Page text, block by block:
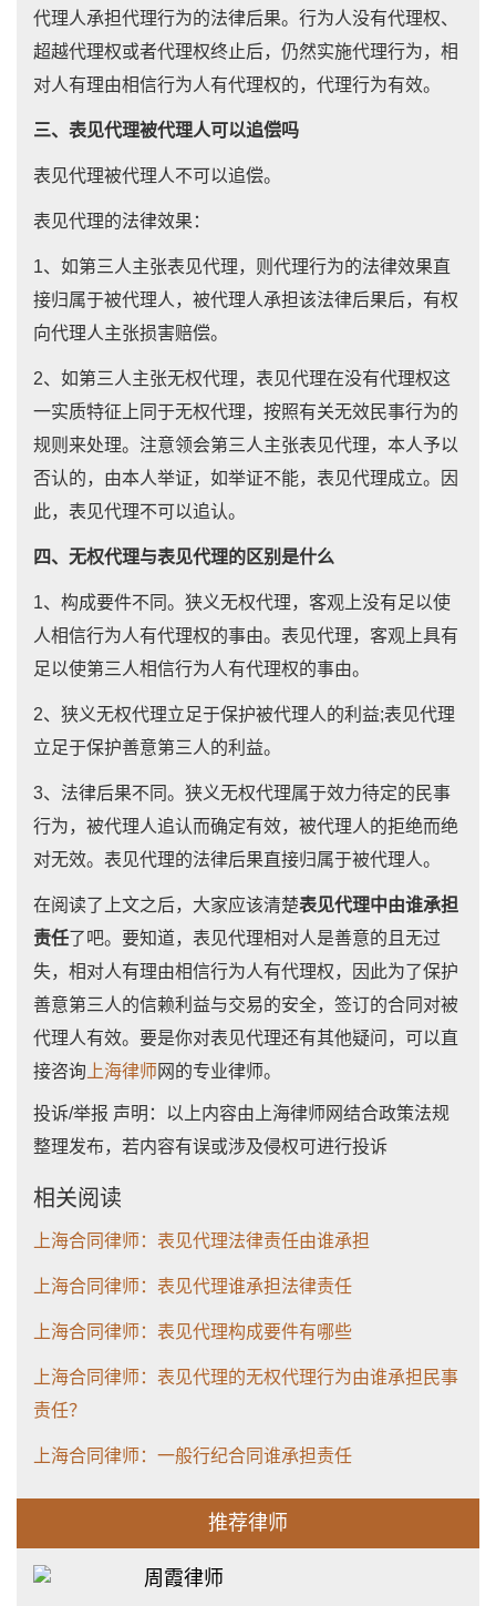
代理人承担代理行为的法律后果。行为人没有代理权、
超越代理权或者代理权终止后，仍然实施代理行为，相
对人有理由相信行为人有代理权的，代理行为有效。
三、表见代理被代理人可以追偿吗
表见代理被代理人不可以追偿。
表见代理的法律效果：
1、如第三人主张表见代理，则代理行为的法律效果直
接归属于被代理人，被代理人承担该法律后果后，有权
向代理人主张损害赔偿。
2、如第三人主张无权代理，表见代理在没有代理权这
一实质特征上同于无权代理，按照有关无效民事行为的
规则来处理。注意领会第三人主张表见代理，本人予以
否认的，由本人举证，如举证不能，表见代理成立。因
此，表见代理不可以追认。
四、无权代理与表见代理的区别是什么
1、构成要件不同。狭义无权代理，客观上没有足以使
人相信行为人有代理权的事由。表见代理，客观上具有
足以使第三人相信行为人有代理权的事由。
2、狭义无权代理立足于保护被代理人的利益;表见代理
立足于保护善意第三人的利益。
3、法律后果不同。狭义无权代理属于效力待定的民事
行为，被代理人追认而确定有效，被代理人的拒绝而绝
对无效。表见代理的法律后果直接归属于被代理人。
在阅读了上文之后，大家应该清楚表见代理中由谁承担
责任了吧。要知道，表见代理相对人是善意的且无过
失，相对人有理由相信行为人有代理权，因此为了保护
善意第三人的信赖利益与交易的安全，签订的合同对被
代理人有效。要是你对表见代理还有其他疑问，可以直
接咨询 上海律师 网的专业律师。
投诉/举报 声明：以上内容由上海律师网结合政策法规
整理发布，若内容有误或涉及侵权可进行投诉
相关阅读
上海合同律师：表见代理法律责任由谁承担
上海合同律师：表见代理谁承担法律责任
上海合同律师：表见代理构成要件有哪些
上海合同律师：表见代理的无权代理行为由谁承担民事
责任？
上海合同律师：一般行纪合同谁承担责任
推荐律师
周霞律师